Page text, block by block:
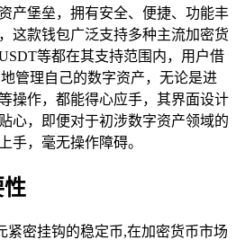
产堡垒，拥有安全、便捷、功能丰
这款钱包广泛支持多种主流加密货
等都在其支持范围内，用户借
管理自己的数字资产，无论是进
操作，都能得心应手，其界面设计
心，即便对于初涉数字资产领域的
手，毫无操作障碍。
性
紧密挂钩的稳定币,在加密货币市场